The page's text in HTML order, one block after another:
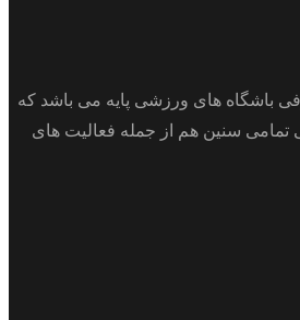
باشگاه های ورزشی پایه می باشد که
تمامی سنین هم از جمله فعالیت های